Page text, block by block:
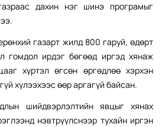
дахин нэг шинэ програмыг
газарт жилд 800 гаруй, өдөрт
гомдол ирдэг бөгөөд иргэд хянаж
хүртэл өгсөн өргөдлөө хэрхэн
хүлээхээс өөр аргагүй байсан.
шийдвэрлэлтийн явцыг хянах
нэвтрүүлснээр тухайн иргэн